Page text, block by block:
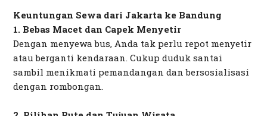
Keuntungan Sewa dari Jakarta ke Bandung
1. Bebas Macet dan Capek Menyetir
Dengan menyewa bus, Anda tak perlu repot menyetir
atau berganti kendaraan. Cukup duduk santai
sambil menikmati pemandangan dan bersosialisasi
dengan rombongan.